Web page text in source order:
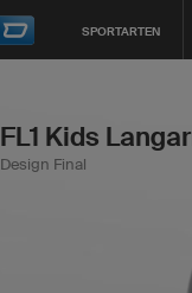
SPORTARTEN
FL1 Kids
Design Final